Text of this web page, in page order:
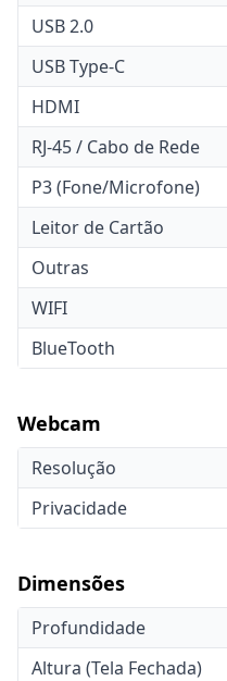
USB 2.0
USB Type-C
HDMI
RJ-45 / Cabo de Rede
P3 (Fone/Microfone)
Leitor de Cartão
Outras
WIFI
BlueTooth
Webcam
Resolução
Privacidade
Dimensões
Profundidade
Altura (Tela Fechada)